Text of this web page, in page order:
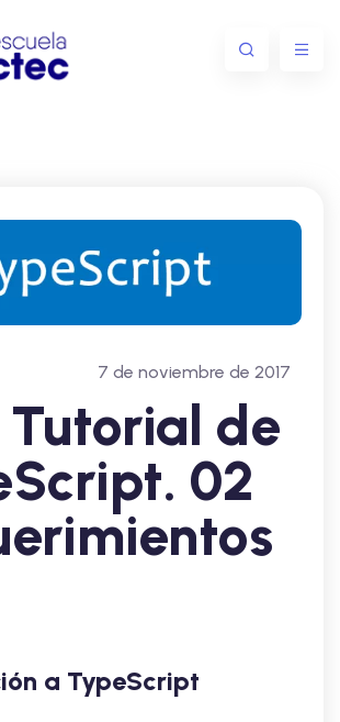
7 de noviembre de 2017
de
02
a TypeScript